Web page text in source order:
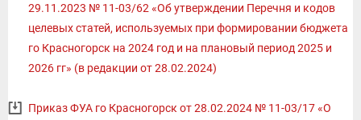
29.11.2023 № 11-03/62 «Об утверждении Перечня и кодов
целевых статей, используемых при формировании бюджета
го Красногорск на 2024 год и на плановый период 2025 и
2026 гг» (в редакции от 28.02.2024)
Приказ ФУА го Красногорск от 28.02.2024 № 11-03/17 «О